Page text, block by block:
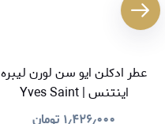
عطر ادکلن ایو سن لورن لیبره
اینتنس | Yves Saint
Laurent Libre Intense
۱٫۴۲۶٫۰۰۰ تومان